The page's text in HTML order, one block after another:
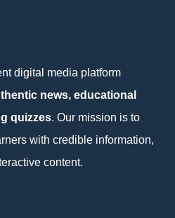
digital media platform
news, educational
quizzes. Our mission is to
with credible information,
content.